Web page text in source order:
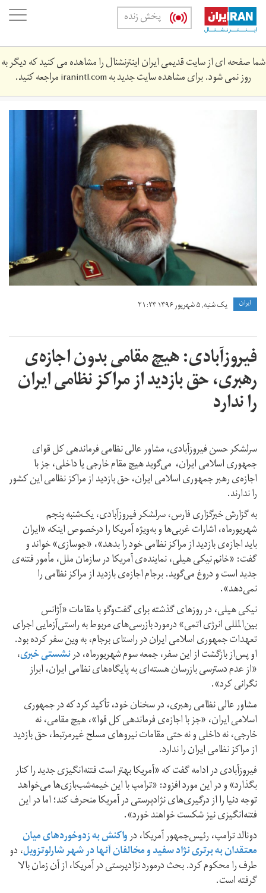
Skip
main
content
پخش زنده
شما صفحه ای از سایت قدیمی ایران اینترنشنال را مشاهده می کنید که دیگر به
روز نمی شود. برای مشاهده سایت جدید بهiranintl.comمراجعه کنید.
firouzabadi.jpg
ايران یک شنبه, ۵ شهریور ۱۳۹۶ ۲۱:۲۳
فیروزآبادی: هیچ مقامی بدون اجازه‌ی
رهبری، حق بازدید از مراکز نظامی ایران
را ندارد
سرلشکر حسن فیروزآبادی، مشاور عالی نظامی فرماندهی کل قوای
جمهوری اسلامی ایران، می‌گوید هیچ مقام خارجی یا داخلی، جز با
اجازه‌ی رهبر جمهوری اسلامی ایران، حق بازدید از مراکز نظامی این کشور
را ندارند.
به گزارش خبرگزاری فارس، سرلشکر فیروزآبادی، یک‌شنبه پنجم
شهریورماه، اشارات غربی‌ها و به‌ویژه آمریکا را درخصوص اینکه «ایران
باید اجازه‌ی بازدید از مراکز نظامی خود را بدهد»، «جوسازی» خواند و
گفت: «خانم نیکی‌ هیلی، نماینده‌ی آمریکا در سازمان ملل، مأمور فتنه‌ی
جدید است و دروغ می‌گوید. برجام اجازه‌ی بازدید از مراکز نظامی را
نمی‌دهد».
نیکی هیلی، در روزهای گذشته برای گفت‌وگو با مقامات «آژانس
بین‌المللی انرژی اتمی» درمورد بازرسی‌های مربوط به راستی‌آزمایی اجرای
تعهدات جمهوری اسلامی ایران در راستای برجام، به وین سفر کرده بود.
او پس‌از بازگشت از این سفر، جمعه سوم شهریورماه، درنشستی خبری،
«از عدم دسترسی بازرسان هسته‌ای به پایگاه‌های نظامی ایران، ابراز
نگرانی کرد».
مشاور عالی نظامی رهبری، در سخنان خود، تأکید کرد که در جمهوری
اسلامی ایران، «جز با اجازه‌ی فرماندهی کل قوا»، هیچ مقامی، نه
خارجی، نه داخلی و نه حتی مقامات نیروهای مسلح غیرمرتبط، حق بازدید
از مراکز نظامی ایران را ندارد.
فیروزآبادی در ادامه گفت که «آمریکا بهتر است فتنه‌انگیزی جدید را کنار
بگذارد» و در این مورد افزود: «ترامپ با این خیمه‌شب‌بازی‌ها می‌خواهد
توجه دنیا را از درگیری‌های نژادپرستی در آمریکا منحرف کند؛ اما در این
فتنه‌انگیزی نیز شکست خواهند خورد».
دونالد ترامپ، رئیس‌جمهور آمریکا، درواکنش به زدوخوردهای میان
معتقدان به برتری نژاد سفید و مخالفان آنها در شهر شارلوتزویل، دو
طرف را محکوم کرد. بحث درمورد نژادپرستی در آمریکا، از آن زمان بالا
گرفته است.